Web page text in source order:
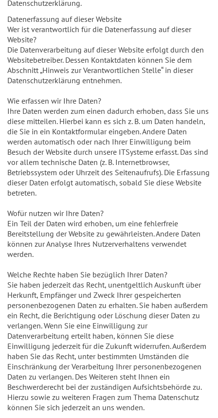
Datenschutzerklärung.
Datenerfassung auf dieser Website
Wer ist verantwortlich für die Datenerfassung auf dieser
Website?
Die Datenverarbeitung auf dieser Website erfolgt durch den
Websitebetreiber. Dessen Kontaktdaten können Sie dem
Abschnitt „Hinweis zur Verantwortlichen Stelle“ in dieser
Datenschutzerklärung entnehmen.
Wie erfassen wir Ihre Daten?
Ihre Daten werden zum einen dadurch erhoben, dass Sie uns
diese mitteilen. Hierbei kann es sich z. B. um Daten handeln,
die Sie in ein Kontaktformular eingeben. Andere Daten
werden automatisch oder nach Ihrer Einwilligung beim
Besuch der Website durch unsere ITSysteme erfasst. Das sind
vor allem technische Daten (z. B. Internetbrowser,
Betriebssystem oder Uhrzeit des Seitenaufrufs). Die Erfassung
dieser Daten erfolgt automatisch, sobald Sie diese Website
betreten.
Wofür nutzen wir Ihre Daten?
Ein Teil der Daten wird erhoben, um eine fehlerfreie
Bereitstellung der Website zu gewährleisten. Andere Daten
können zur Analyse Ihres Nutzerverhaltens verwendet
werden.
Welche Rechte haben Sie bezüglich Ihrer Daten?
Sie haben jederzeit das Recht, unentgeltlich Auskunft über
Herkunft, Empfänger und Zweck Ihrer gespeicherten
personenbezogenen Daten zu erhalten. Sie haben außerdem
ein Recht, die Berichtigung oder Löschung dieser Daten zu
verlangen. Wenn Sie eine Einwilligung zur
Datenverarbeitung erteilt haben, können Sie diese
Einwilligung jederzeit für die Zukunft widerrufen. Außerdem
haben Sie das Recht, unter bestimmten Umständen die
Einschränkung der Verarbeitung Ihrer personenbezogenen
Daten zu verlangen. Des Weiteren steht Ihnen ein
Beschwerderecht bei der zuständigen Aufsichtsbehörde zu.
Hierzu sowie zu weiteren Fragen zum Thema Datenschutz
können Sie sich jederzeit an uns wenden.